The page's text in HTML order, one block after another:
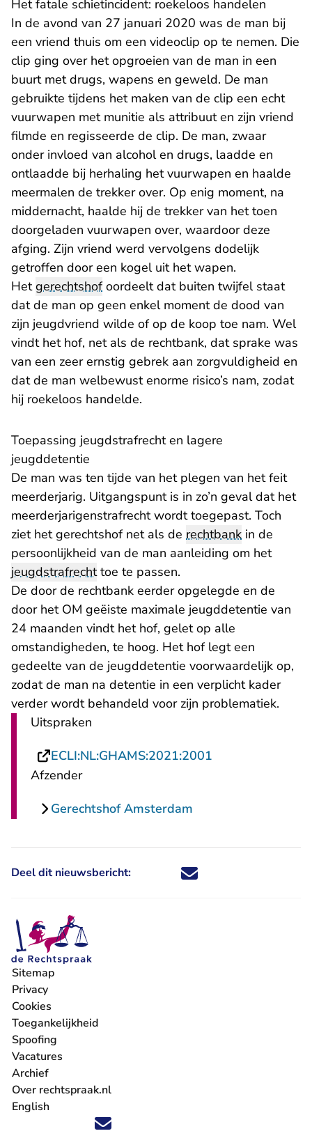
Het fatale schietincident: roekeloos handelen
In de avond van 27 januari 2020 was de man bij
een vriend thuis om een videoclip op te nemen. Die
clip ging over het opgroeien van de man in een
buurt met drugs, wapens en geweld. De man
gebruikte tijdens het maken van de clip een echt
vuurwapen met munitie als attribuut en zijn vriend
filmde en regisseerde de clip. De man, zwaar
onder invloed van alcohol en drugs, laadde en
ontlaadde bij herhaling het vuurwapen en haalde
meermalen de trekker over. Op enig moment, na
middernacht, haalde hij de trekker van het toen
doorgeladen vuurwapen over, waardoor deze
afging. Zijn vriend werd vervolgens dodelijk
getroffen door een kogel uit het wapen.
Hetgerechtshofoordeelt dat buiten twijfel staat
dat de man op geen enkel moment de dood van
zijn jeugdvriend wilde of op de koop toe nam. Wel
vindt het hof, net als de rechtbank, dat sprake was
van een zeer ernstig gebrek aan zorgvuldigheid en
dat de man welbewust enorme risico’s nam, zodat
hij roekeloos handelde.
Toepassing jeugdstrafrecht en lagere
jeugddetentie
De man was ten tijde van het plegen van het feit
meerderjarig. Uitgangspunt is in zo’n geval dat het
meerderjarigenstrafrecht wordt toegepast. Toch
ziet het gerechtshof net als de rechtbank in de
persoonlijkheid van de man aanleiding om het
jeugdstrafrechttoe te passen.
De door de rechtbank eerder opgelegde en de
door het OM geëiste maximale jeugddetentie van
24 maanden vindt het hof, gelet op alle
omstandigheden, te hoog. Het hof legt een
gedeelte van de jeugddetentie voorwaardelijk op,
zodat de man na detentie in een verplicht kader
verder wordt behandeld voor zijn problematiek.
Uitspraken
ECLI:NL:GHAMS:2021:2001
Afzender
Gerechtshof Amsterdam
Deel dit nieuwsbericht: Deel dit nieuwsbericht via X -
Deel dit nieuwsbericht via
Deel dit nieuwsbericht
Deel dit
Volg ons op X (Twitter) - U verlaat Rechtspraak.nl
Volg ons op Facebook - U verlaat Rechtspraak.nl
Volg ons op Instagram - U verlaat Rechtspraak.nl
Volg ons op Youtube - U verlaat Rechtspraak.nl
Volg ons op LinkedIn - U verlaat
'Blijf op de hoogte' nieuwsbrief - U verlaat
Sitemap
Privacy
Cookies
Toegankelijkheid
Spoofing
Vacatures
- U verlaat Rechtspraak.nl
Archief
Over rechtspraak.nl
English